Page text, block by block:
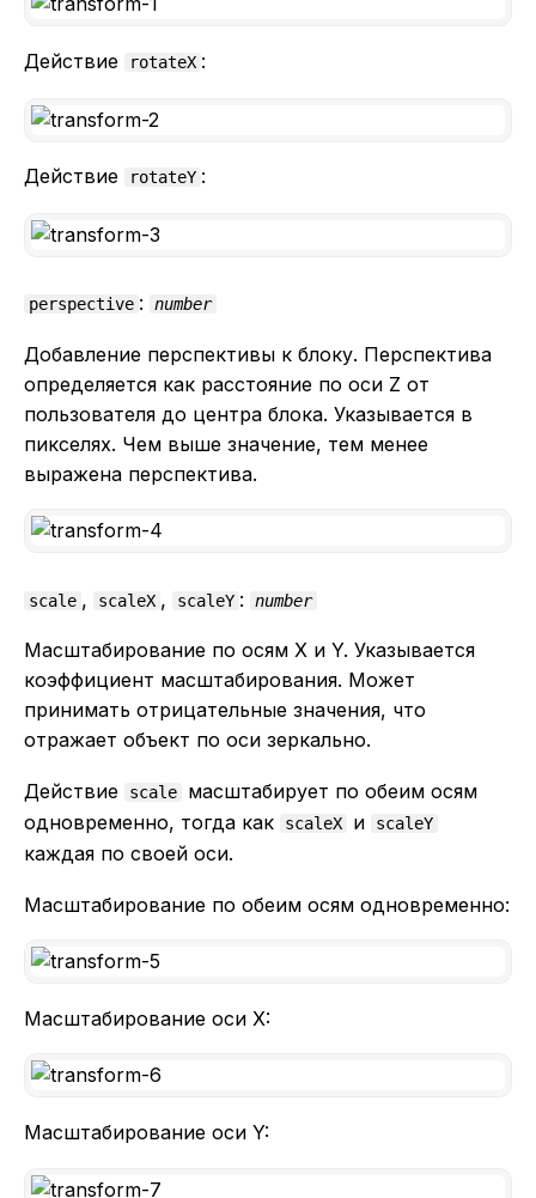
Действие rotateX :
Действие rotateY :
perspective : number
Добавление перспективы к блоку. Перспектива
определяется как расстояние по оси Z от
пользователя до центра блока. Указывается в
пикселях. Чем выше значение, тем менее
выражена перспектива.
scale , scaleX , scaleY : number
Масштабирование по осям X и Y. Указывается
коэффициент масштабирования. Может
принимать отрицательные значения, что
отражает объект по оси зеркально.
Действие scale
масштабирует по обеим осям
одновременно, тогда как
scaleX и scaleY
каждая по своей оси.
Масштабирование по обеим осям одновременно:
Масштабирование оси X:
Масштабирование оси Y: